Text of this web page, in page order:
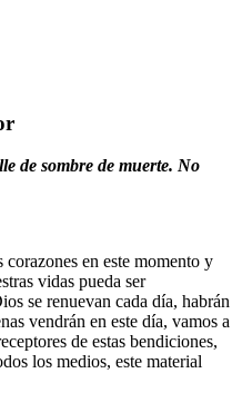
de sombre de muerte. No
en este momento y
vidas pueda ser
se renuevan cada día, habrán
vendrán en este día, vamos a
de estas bendiciones,
los medios, este material